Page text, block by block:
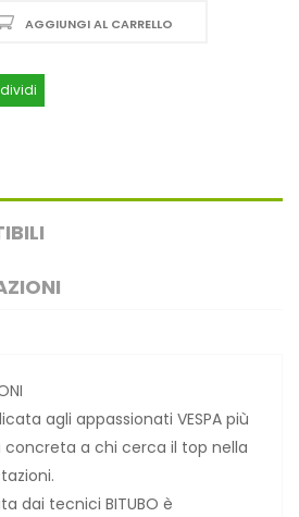
AGGIUNGI AL CARRELLO
agli appassionati VESPA più
concreta a chi cerca il top nella
dai tecnici BITUBO è